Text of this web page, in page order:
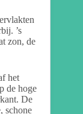
’s
zon, de
het
de hoge
De
schone